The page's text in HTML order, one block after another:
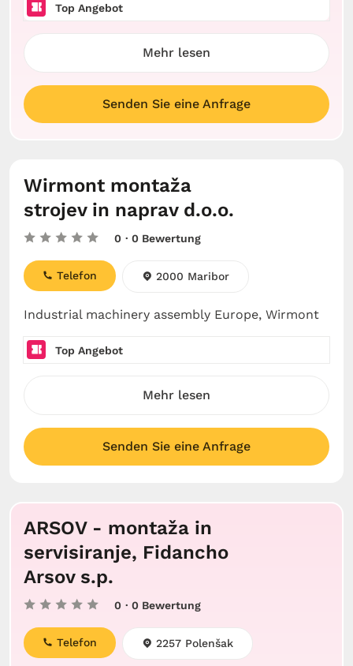
Top Angebot
Mehr lesen
Senden Sie eine Anfrage
Wirmont montaža
strojev in naprav d.o.o.
0 · 0 Bewertung
Industrial machinery assembly Europe, Wirmont
Telefon 2000 Maribor
Top Angebot
Mehr lesen
Senden Sie eine Anfrage
ARSOV - montaža in
servisiranje, Fidancho
Arsov s.p.
0 · 0 Bewertung
Telefon 2257 Polenšak